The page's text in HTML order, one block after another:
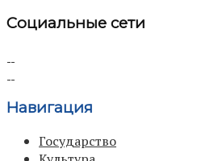
Социальные сети
Навигация
Государство